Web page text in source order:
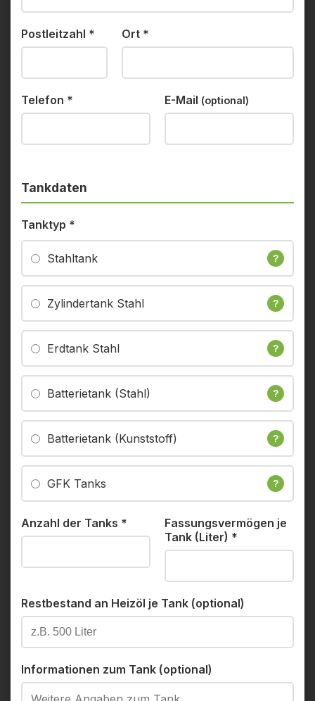
Postleitzahl * Ort *
Telefon * E-Mail (optional)
Tankdaten
Tanktyp *
Stahltank ?
Zylindertank Stahl ?
Erdtank Stahl ?
Batterietank (Stahl) ?
Batterietank (Kunststoff) ?
GFK Tanks ?
Anzahl der Tanks *
Fassungsvermögen je
Tank (Liter) *
Restbestand an Heizöl je Tank (optional)
Informationen zum Tank (optional)